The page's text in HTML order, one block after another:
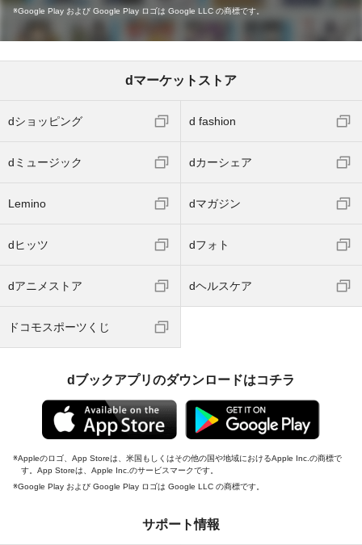
Google Play および Google Play ロゴは Google LLC の商標です。
dマーケットストア
dショッピング d fashion
dミュージック dカーシェア
Lemino dマガジン
dヒッツ dフォト
dアニメストア dヘルスケア
ドコモスポーツくじ
dブックアプリのダウンロードはコチラ
Appleのロゴ、App Storeは、米国もしくはその他の国や地域におけるApple Inc.の商標で
す。App Storeは、Apple Inc.のサービスマークです。
Google Play および Google Play ロゴは Google LLC の商標です。
サポート情報